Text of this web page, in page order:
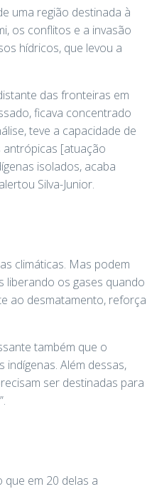
uma região destinada à
os conflitos e a invasão
hídricos, que levou a
das fronteiras em
ficava concentrado
teve a capacidade de
antrópicas [atuação
isolados, acaba
Silva-Junior.
climáticas. Mas podem
liberando os gases quando
ao desmatamento, reforça
também que o
Além dessas,
ser destinadas para
em 20 delas a